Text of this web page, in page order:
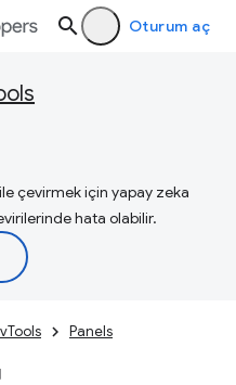
Oturum aç
çevirmek için yapay zeka
hata olabilir.
Panels